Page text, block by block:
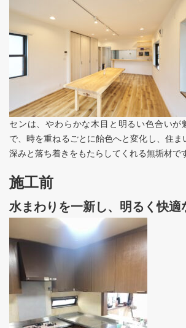
センは、やわらかな木目と明るい色合いが
で、時を重ねるごとに飴色へと変化し、住ま
深みと落ち着きをもたらしてくれる無垢材で
施工前
水まわりを一新し、明るく快適